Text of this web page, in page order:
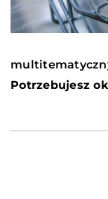
Potrzebujesz